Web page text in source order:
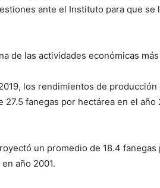
ante el Instituto para que se
de las actividades económicas
los rendimientos de producción
fanegas por hectárea en el año
un promedio de 18.4 fanegas
año 2001.